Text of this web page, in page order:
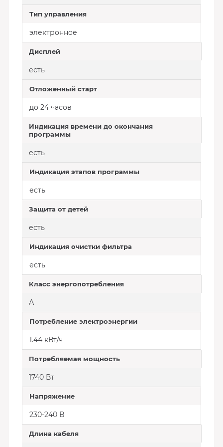
Тип управления
электронное
Дисплей
есть
Отложенный старт
до 24 часов
Индикация времени до окончания
программы
есть
Индикация этапов программы
есть
Защита от детей
есть
Индикация очистки фильтра
есть
Класс энергопотребления
А
Потребление электроэнергии
1.44 кВт/ч
Потребляемая мощность
1740 Вт
Напряжение
230-240 В
Длина кабеля